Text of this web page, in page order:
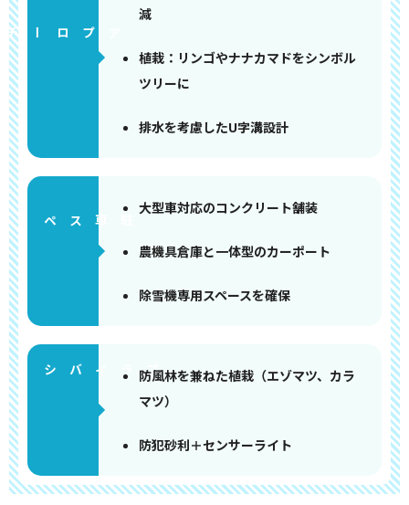
アプローチ
減
植栽：リンゴやナナカマドをシンボル
ツリーに
排水を考慮したU字溝設計
大型車対応のコンクリート舗装
農機具倉庫と一体型のカーポート
除雪機専用スペースを確保
防風林を兼ねた植栽（エゾマツ、カラ
マツ）
防犯砂利＋センサーライト